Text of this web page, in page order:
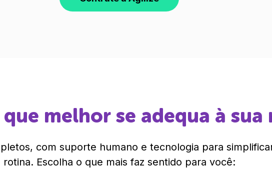
melhor se adequa à sua
com suporte humano e tecnologia para
rotina. Escolha o que mais faz sentido para você: